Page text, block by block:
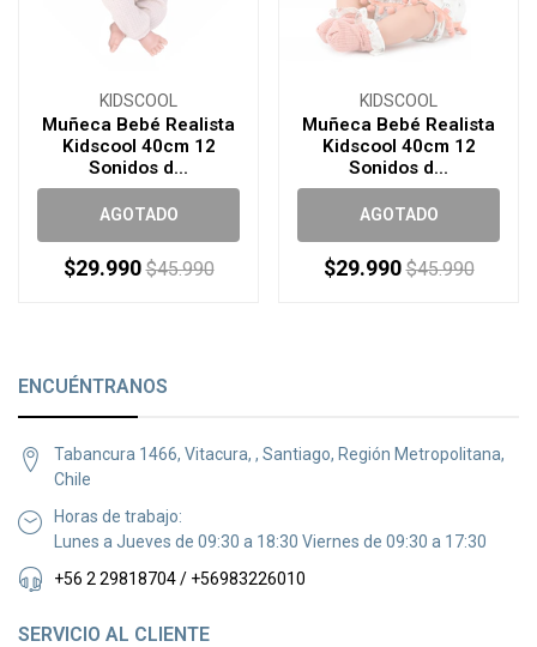
KIDSCOOL
Muñeca Bebé Realista
Kidscool 40cm 12
Sonidos d...
AGOTADO
$29.990 $45.990
KIDSCOOL
Muñeca Bebé Realista
Kidscool 40cm 12
Sonidos d...
AGOTADO
$29.990 $45.990
ENCUÉNTRANOS
Tabancura 1466, Vitacura, , Santiago, Región Metropolitana,
Chile
Horas de trabajo:
Lunes a Jueves de 09:30 a 18:30 Viernes de 09:30 a 17:30
+56 2 29818704 / +56983226010
SERVICIO AL CLIENTE